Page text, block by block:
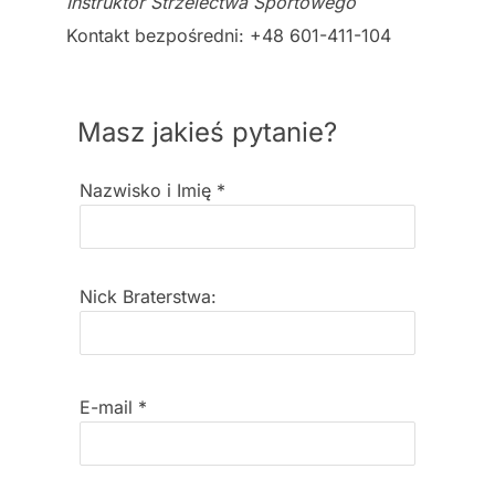
Kontakt bezpośredni: +48 601-411-104
Masz jakieś pytanie?
Nazwisko i Imię *
Nick Braterstwa:
E-mail *